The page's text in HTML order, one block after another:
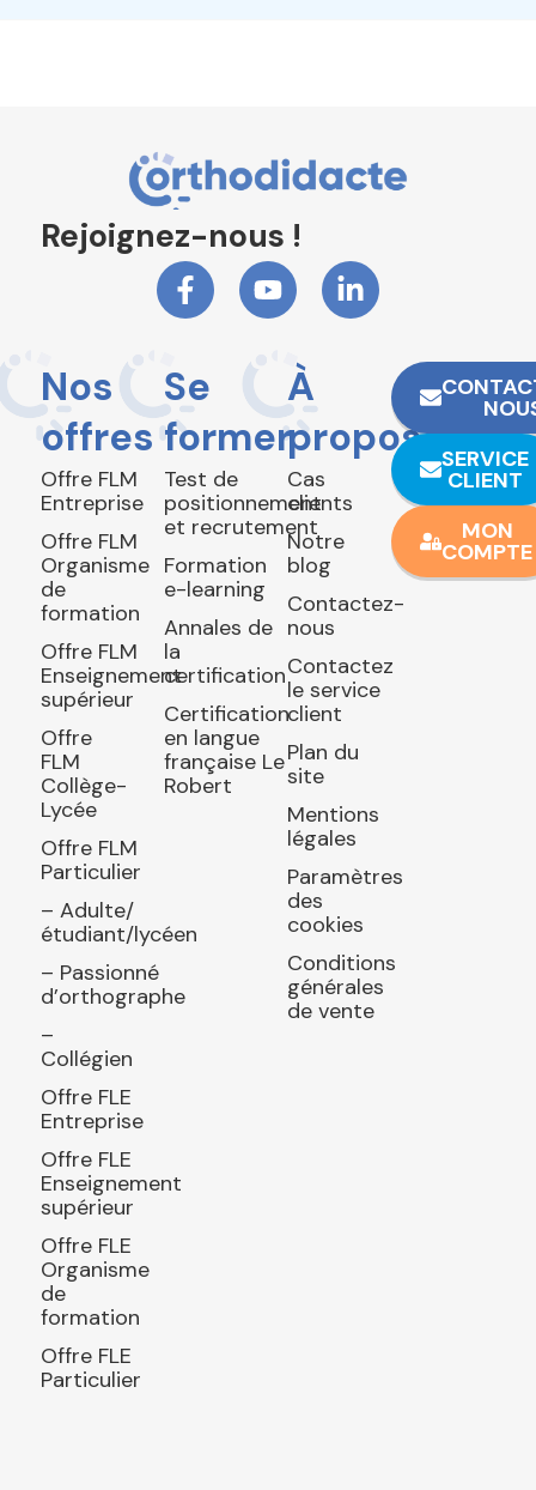
Rejoignez-nous !
Nos
offres
Offre FLM
Entreprise
Offre FLM
Organisme
de
formation
Offre FLM
Enseignement
supérieur
Offre
FLM
Collège-
Lycée
Offre FLM
Particulier
– Adulte/
étudiant/lycéen
– Passionné
d’orthographe
–
Collégien
Offre FLE
Entreprise
Offre FLE
Enseignement
supérieur
Offre FLE
Organisme
de
formation
Offre FLE
Particulier
Se
former
Test de
positionnement
et recrutement
Formation
e-learning
Annales de
la
certification
Certification
en langue
française Le
Robert
À
propos
Cas
clients
Notre
blog
Contactez-
nous
Contactez
le service
client
Plan du
site
Mentions
légales
Paramètres
des
cookies
Conditions
générales
de vente
SERVICE
CLIENT
MON
COMPTE